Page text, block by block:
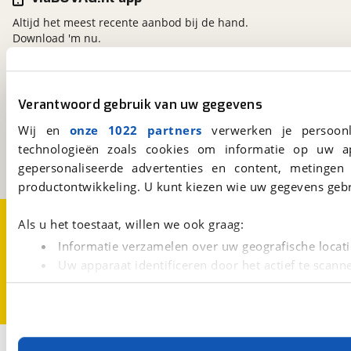
Verantwoord gebruik van uw gegevens
Wij en onze 1022 partners verwerken je
technologieën zoals cookies om informatie op
gepersonaliseerde advertenties en content,
productontwikkeling. U kunt kiezen wie uw gegevens
Als u het toestaat, willen we ook graag:
Informatie verzamelen over uw geografische
Uw apparaat identificeren door het actief te
Lees meer over hoe uw persoonlijke gegevens worden
Met cookies en vergelijkbare technieken zorgen we
viaBOVAG.nl
3981 AJ
Bunnik
Een initiatief van
BOVAG
Altijd het meest recente aanbod bij de hand.
Download 'm nu.
Over viaBOVAG.nl
Disclaimer- en Privacyverklaring
CookievoorkeurenVacatures